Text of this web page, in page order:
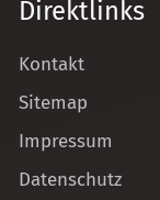
Direktlinks
Kontakt
Sitemap
Impressum
Datenschutz